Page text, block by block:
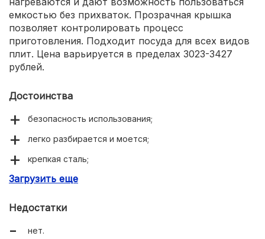
емкостью без прихваток. Прозрачная крышка
позволяет контролировать процесс
приготовления. Подходит посуда для всех видов
плит. Цена варьируется в пределах 3023-3427
рублей.
Достоинства
безопасность использования;
легко разбирается и моется;
крепкая сталь;
одновременно готовит 4 блюда;
Загрузить еще
Недостатки
нет.